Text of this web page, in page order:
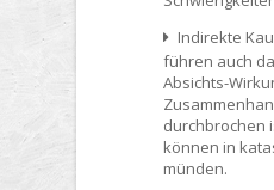
Indirekte
führen auch
Absichts-
durchbrochen
können in
münden.